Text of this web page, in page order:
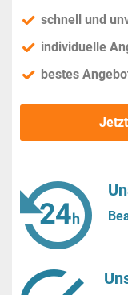
schnell und
individuelle
bestes